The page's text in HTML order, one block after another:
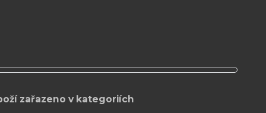
zařazeno v kategoriích